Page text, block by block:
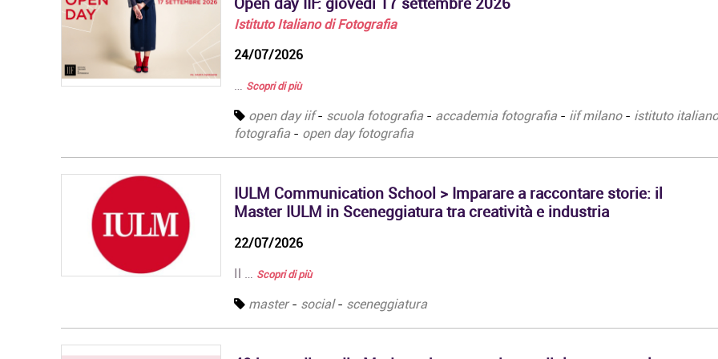
Istituto Italiano di Fotografia
24/07/2026
… Scopri di più
open day iif- scuola fotografia- accademia fotografia- iif milano- istituto
fotografia- open day fotografia
IULM Communication School > Imparare a raccontare storie: il
Master IULM in Sceneggiatura tra creatività e industria
22/07/2026
Il … Scopri di più
master- social- sceneggiatura